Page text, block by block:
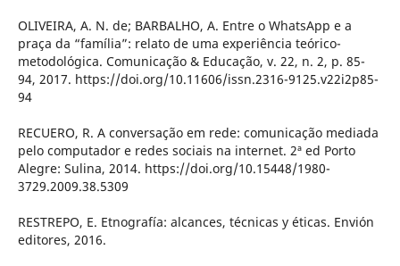
OLIVEIRA, A. N. de; BARBALHO, A. Entre o WhatsApp e a
praça da “família”: relato de uma experiência teórico-
metodológica. Comunicação & Educação, v. 22, n. 2, p. 85-
94, 2017. https://doi.org/10.11606/issn.2316-9125.v22i2p85-
94
RECUERO, R. A conversação em rede: comunicação mediada
pelo computador e redes sociais na internet. 2ª ed Porto
Alegre: Sulina, 2014. https://doi.org/10.15448/1980-
3729.2009.38.5309
RESTREPO, E. Etnografía: alcances, técnicas y éticas. Envión
editores, 2016.